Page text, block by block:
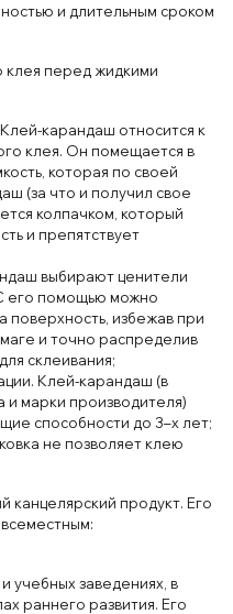
и длительным сроком
клея перед жидкими
карандаш относится к
клея. Он помещается в
которая по своей
(за что и получил свое
колпачком, который
и препятствует
выбирают ценители
его помощью можно
поверхность, избежав при
и точно распределив
склеивания;
Клей-карандаш (в
и марки производителя)
способности до 3–х лет;
не позволяет клею
канцелярский продукт. Его
учебных заведениях, в
раннего развития. Его